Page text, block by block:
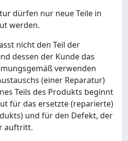
dürfen nur neue Teile in
werden.
nicht den Teil der
dessen der Kunde das
verwenden
(einer Reparatur)
Teils des Produkts beginnt
für das ersetzte (reparierte)
und für den Defekt, der
auftritt.